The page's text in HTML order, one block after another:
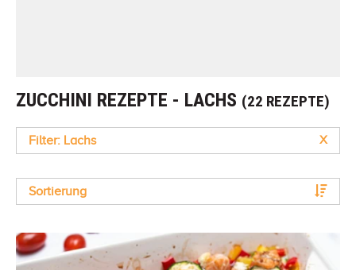
ZUCCHINI REZEPTE - LACHS (22 REZEPTE)
Filter: Lachs X
Sortierung